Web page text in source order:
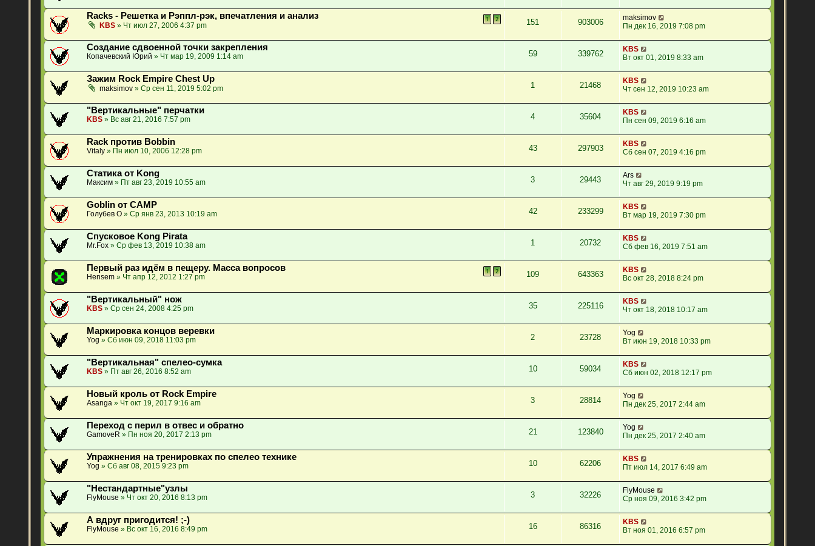
Racks - Решетка и Рэппл-рэк, впечатления и анализ
KBS » Чт июл 27, 2006 4:37 pm
1 2 151 903006
maksimov
Пн дек 16, 2019 7:08 pm
Создание сдвоенной точки закрепления
Копачевский Юрий » Чт мар 19, 2009 1:14 am 59 339762
KBS
Вт окт 01, 2019 8:33 am
Зажим Rock Empire Chest Up
maksimov » Ср сен 11, 2019 5:02 pm 1 21468
KBS
Чт сен 12, 2019 10:23 am
"Вертикальные" перчатки
KBS » Вс авг 21, 2016 7:57 pm 4 35604
KBS
Пн сен 09, 2019 6:16 am
Rack против Bobbin
Vitaly » Пн июл 10, 2006 12:28 pm 43 297903
KBS
Сб сен 07, 2019 4:16 pm
Статика от Kong
Максим » Пт авг 23, 2019 10:55 am 3 29443
Ars
Чт авг 29, 2019 9:19 pm
Goblin от CAMP
Голубев О » Ср янв 23, 2013 10:19 am 42 233299
KBS
Вт мар 19, 2019 7:30 pm
Спусковое Kong Pirata
Mr.Fox » Ср фев 13, 2019 10:38 am 1 20732
KBS
Сб фев 16, 2019 7:51 am
Первый раз идём в пещеру. Масса вопросов
Hensem » Чт апр 12, 2012 1:27 pm
1 2 109 643363
KBS
Вс окт 28, 2018 8:24 pm
"Вертикальный" нож
KBS » Ср сен 24, 2008 4:25 pm 35 225116
KBS
Чт окт 18, 2018 10:17 am
Маркировка концов веревки
Yog » Сб июн 09, 2018 11:03 pm 2 23728
Yog
Вт июн 19, 2018 10:33 pm
"Вертикальная" спелео-сумка
KBS » Пт авг 26, 2016 8:52 am 10 59034
KBS
Сб июн 02, 2018 12:17 pm
Новый кроль от Rock Empire
Asanga » Чт окт 19, 2017 9:16 am 3 28814
Yog
Пн дек 25, 2017 2:44 am
Переход с перил в отвес и обратно
GamoveR » Пн ноя 20, 2017 2:13 pm 21 123840
Yog
Пн дек 25, 2017 2:40 am
Упражнения на тренировках по спелео технике
Yog » Сб авг 08, 2015 9:23 pm 10 62206
KBS
Пт июл 14, 2017 6:49 am
"Нестандартные"узлы
FlyMouse » Чт окт 20, 2016 8:13 pm 3 32226
FlyMouse
Ср ноя 09, 2016 3:42 pm
А вдруг пригодится! ;-)
FlyMouse » Вс окт 16, 2016 8:49 pm 16 86316
KBS
Вт ноя 01, 2016 6:57 pm